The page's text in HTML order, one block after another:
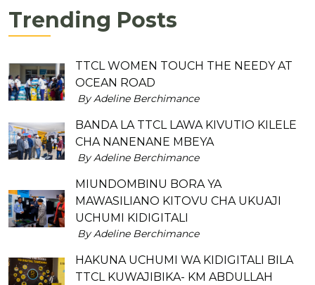
Trending Posts
TTCL WOMEN TOUCH THE NEEDY AT
OCEAN ROAD
By Adeline Berchimance
BANDA LA TTCL LAWA KIVUTIO KILELE
CHA NANENANE MBEYA
By Adeline Berchimance
MIUNDOMBINU BORA YA
MAWASILIANO KITOVU CHA UKUAJI
UCHUMI KIDIGITALI
By Adeline Berchimance
HAKUNA UCHUMI WA KIDIGITALI BILA
TTCL KUWAJIBIKA- KM ABDULLAH